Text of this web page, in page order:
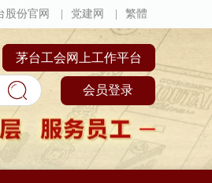
股份官网 党建网 繁體
茅台工会网上工作平台
会员登录